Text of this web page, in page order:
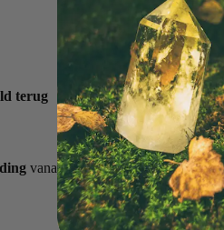
terug
vanaf €85,-